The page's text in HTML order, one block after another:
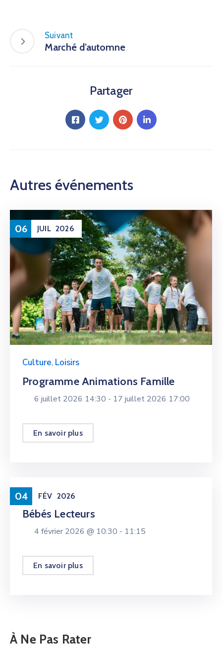
Suivant
Marché d’automne
Partager
Autres événements
06 JUIL 2026
Culture, Loisirs
Programme Animations Famille
6 juillet 2026 14:30 - 17 juillet 2026 17:00
En savoir plus
04 FÉV 2026
Culture
Bébés Lecteurs
4 février 2026 @ 10:30 - 11:15
En savoir plus
À Ne Pas Rater